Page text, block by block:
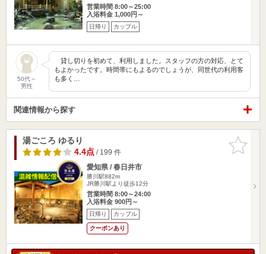
営業時間 8:00～25:00
入浴料金 1,000円～
日帰り カップル
50代～
男性
貸し切りを初めて、利用しました。スタッフの方の対応、とて
もよかったです。時間帯にもよるのでしょうが、同世代の利用客
も多く…
関連情報から探す
お気に入
りに追加
湯ごころ ゆるり
4.4点/ 199 件
愛知県 / 春日井市
勝川駅882m
JR勝川駅より徒歩12分
営業時間 8:00～24:00
入浴料金 900円～
日帰り カップル
クーポンあり